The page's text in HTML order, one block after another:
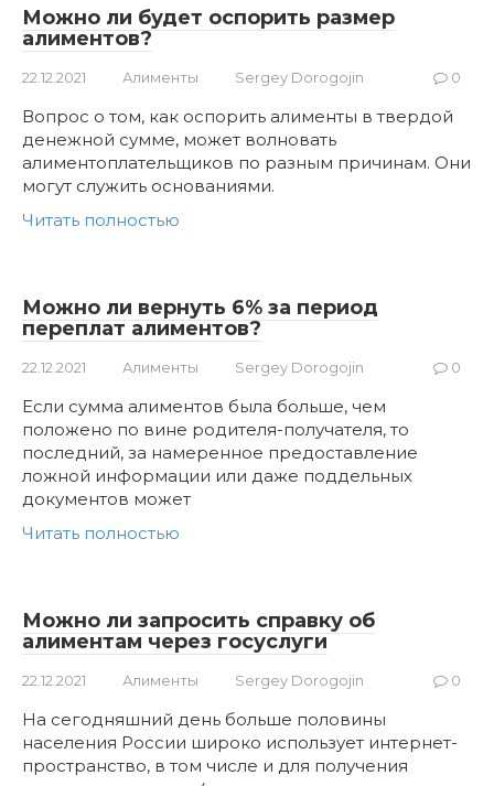
Можно ли будет оспорить размер
алиментов?
22.12.2021 Алименты Sergey Dorogojin 0
Вопрос о том, как оспорить алименты в твердой
денежной сумме, может волновать
алиментоплательщиков по разным причинам. Они
могут служить основаниями.
Читать полностью
Можно ли вернуть 6% за период
переплат алиментов?
22.12.2021 Алименты Sergey Dorogojin 0
Если сумма алиментов была больше, чем
положено по вине родителя-получателя, то
последний, за намеренное предоставление
ложной информации или даже поддельных
документов может
Читать полностью
Можно ли запросить справку об
алиментам через госуслуги
22.12.2021 Алименты Sergey Dorogojin 0
На сегодняшний день больше половины
населения России широко использует интернет-
пространство, в том числе и для получения